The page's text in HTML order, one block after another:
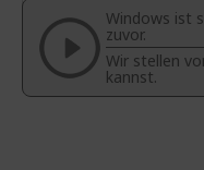
springen
Windows ist
zuvor.
Wir stellen
kannst.